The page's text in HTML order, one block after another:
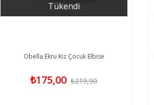
Tükendi
Obella Ekru Kız Çocuk Elbise
₺175,00 ₺219,90